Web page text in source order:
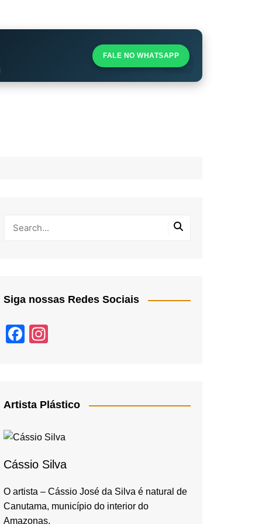
FALE NO WHATSAPP
Siga nossas Redes Sociais
F
b
o
k
a
Artista Plástico
Cássio Silva
O artista – Cássio José da Silva é natural de
Canutama, município do interior do
Amazonas,